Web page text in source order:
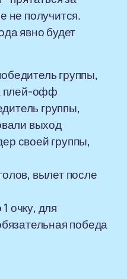
не получится.
явно будет
группы,
плей-офф
группы,
выход
своей группы,
вылет после
очку, для
победа